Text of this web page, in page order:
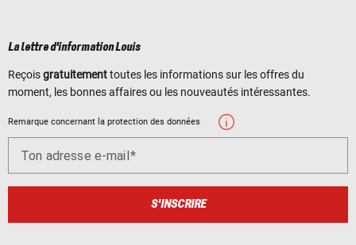
La lettre d'information Louis
Reçoisgratuitementtoutes les informations sur les offres du
moment, les bonnes affaires ou les nouveautés intéressantes.
Remarque concernant la protection des données
Ton adresse e-mail
S'INSCRIRE